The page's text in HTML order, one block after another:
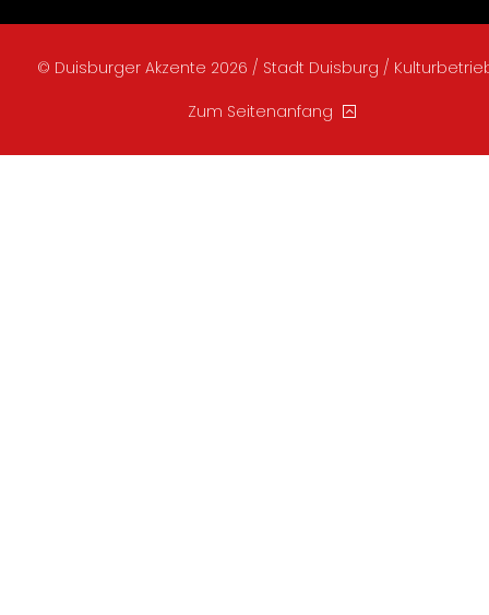
© Duisburger Akzente 2026 / Stadt Duisburg /
Zum Seitenanfang